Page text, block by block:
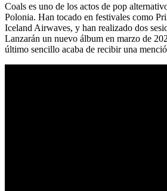
Coals es uno de los actos de pop
Polonia. Han tocado en festivales como
Iceland Airwaves, y han realizado dos
Lanzarán un nuevo álbum en marzo de
último sencillo acaba de recibir una